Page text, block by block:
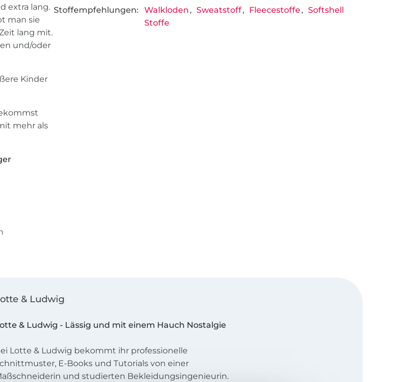
extra lang.
man sie
lang mit.
und/oder
Kinder
mehr als
Stoffempfehlungen:
Walkloden Sweatstoff Fleecestoffe
Softshell
Stoffe
& Ludwig
& Ludwig - Lässig und mit einem Hauch Nostalgie
Lotte & Ludwig bekommt ihr professionelle
E-Books und Tutorials von einer
und studierten Bekleidungsingenieurin.